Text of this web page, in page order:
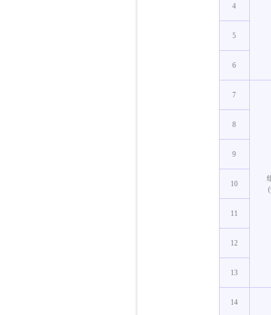
4
5
6
7
8
9
10
11
12
13
14